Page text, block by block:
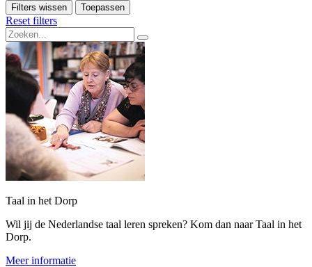
Filters wissen Toepassen
Reset filters
Taal in het Dorp
Wil jij de Nederlandse taal leren spreken? Kom dan naar Taal in het
Dorp.
Meer informatie